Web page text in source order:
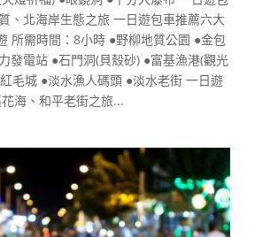
、北海岸生態之旅 一日遊包車推薦六大
所需時間：8小時 ●野柳地質公園 ●金包
發電站 ●石門洞(貝殼砂) ●富基漁港(觀光
毛城 ●淡水漁人碼頭 ●淡水老街 一日遊
海、和平老街之旅...